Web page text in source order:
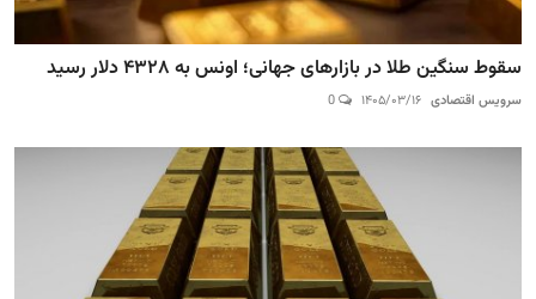
سقوط سنگین طلا در بازارهای جهانی؛ اونس به ۴۳۲۸ دلار رسید
سرویس اقتصادی ۱۴۰۵/۰۳/۱۶